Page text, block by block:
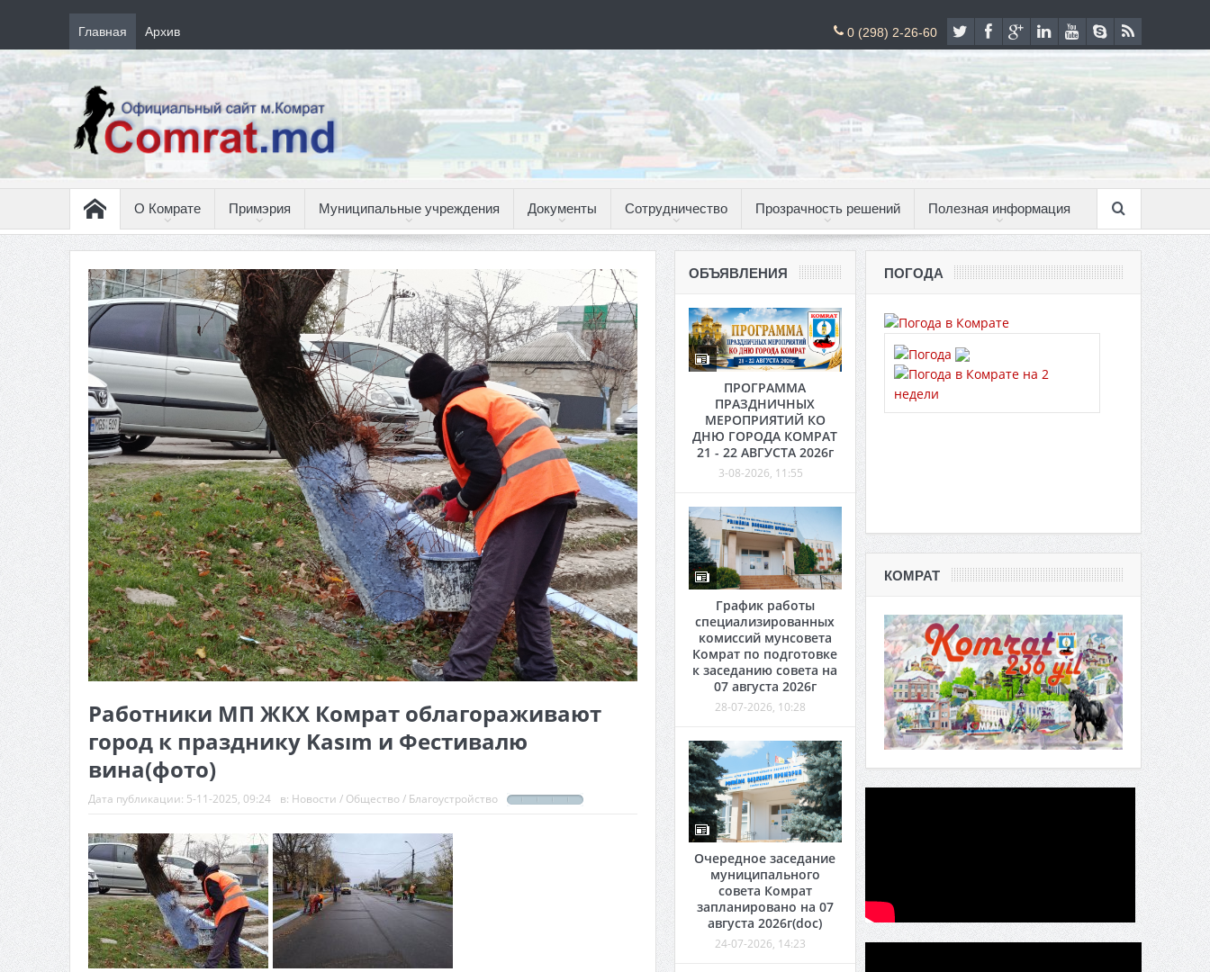
Главная Архив 0 (298) 2-26-60
О Комрате Примэрия Муниципальные учреждения Документы Сотрудничество Прозрачность решений Полезная информация
Работники МП ЖКХ Комрат облагораживают
город к празднику Kasım и Фестивалю
вина(фото)
Дата публикации: 5-11-2025, 09:24 в: Новости / Общество/ Благоустройство
ОБЪЯВЛЕНИЯ
ПРОГРАММА
ПРАЗДНИЧНЫХ
МЕРОПРИЯТИЙ КО
ДНЮ ГОРОДА КОМРАТ
21 - 22 АВГУСТА 2026г
3-08-2026, 11:55
График работы
специализированных
комиссий мунсовета
Комрат по подготовке
к заседанию совета на
07 августа 2026г
28-07-2026, 10:28
Очередное заседание
муниципального
совета Комрат
запланировано на 07
августа 2026г(doc)
24-07-2026, 14:23
ПОГОДА
КОМРАТ